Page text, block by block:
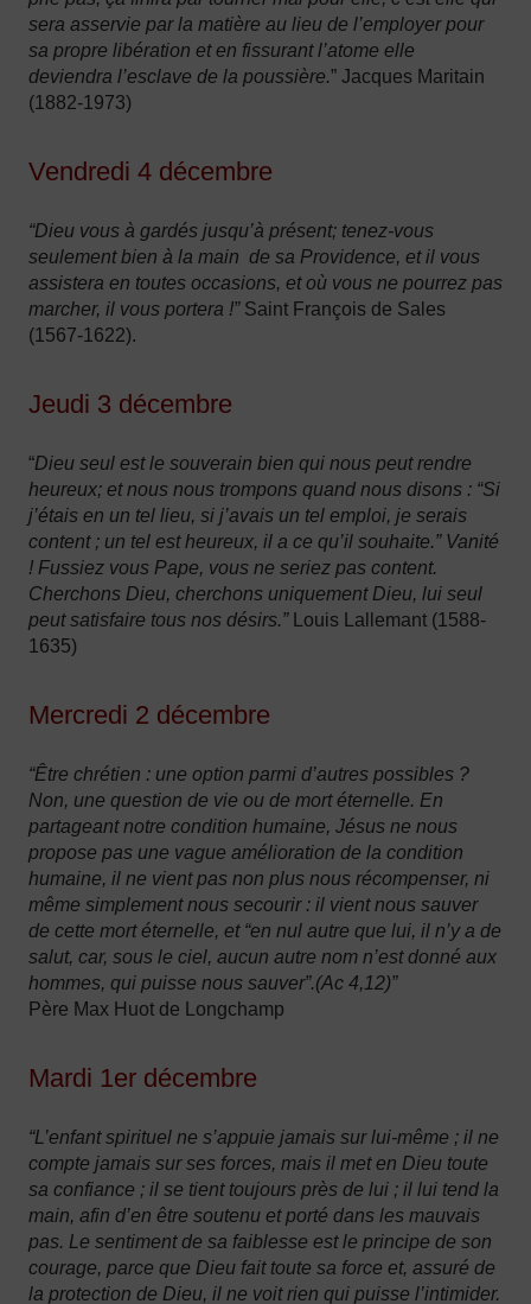
sera asservie par la matière au lieu de l’employer pour
sa propre libération et en fissurant l’atome elle
deviendra l’esclave de la poussière.” Jacques Maritain
(1882-1973)
Vendredi 4 décembre
“Dieu vous à gardés jusqu’à présent; tenez-vous
seulement bien à la main de sa Providence, et il vous
assistera en toutes occasions, et où vous ne pourrez pas
marcher, il vous portera !”Saint François de Sales
(1567-1622).
Jeudi 3 décembre
“Dieu seul est le souverain bien qui nous peut rendre
heureux; et nous nous trompons quand nous disons : “Si
j’étais en un tel lieu, si j’avais un tel emploi, je serais
content ; un tel est heureux, il a ce qu’il souhaite.” Vanité
! Fussiez vous Pape, vous ne seriez pas content.
Cherchons Dieu, cherchons uniquement Dieu, lui seul
peut satisfaire tous nos désirs.”Louis Lallemant (1588-
1635)
Mercredi 2 décembre
“Être chrétien : une option parmi d’autres possibles ?
Non, une question de vie ou de mort éternelle. En
partageant notre condition humaine, Jésus ne nous
propose pas une vague amélioration de la condition
humaine, il ne vient pas non plus nous récompenser, ni
même simplement nous secourir : il vient nous sauver
de cette mort éternelle, et “en nul autre que lui, il n’y a de
salut, car, sous le ciel, aucun autre nom n’est donné aux
hommes, qui puisse nous sauver”.(Ac 4,12)”
Père Max Huot de Longchamp
Mardi 1er décembre
“L’enfant spirituel ne s’appuie jamais sur lui-même ; il ne
compte jamais sur ses forces, mais il met en Dieu toute
sa confiance ; il se tient toujours près de lui ; il lui tend la
main, afin d’en être soutenu et porté dans les mauvais
pas. Le sentiment de sa faiblesse est le principe de son
courage, parce que Dieu fait toute sa force et, assuré de
la protection de Dieu, il ne voit rien qui puisse l’intimider.